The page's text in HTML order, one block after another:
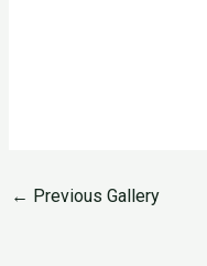
← Previous Gallery